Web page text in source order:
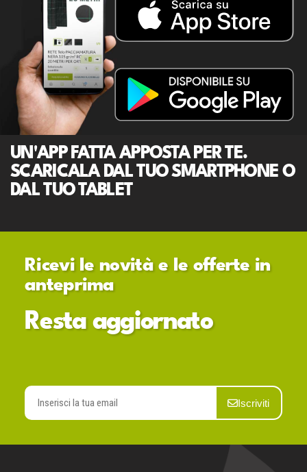
UN'APP FATTA APPOSTA PER TE.
SCARICALA DAL TUO SMARTPHONE O
DAL TUO TABLET
Ricevi le novità e le offerte in
anteprima
Resta aggiornato
Iscriviti